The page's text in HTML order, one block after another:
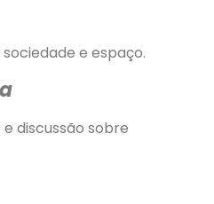
e espaço.
discussão sobre